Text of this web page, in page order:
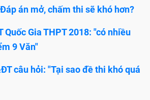
án mở, chấm thi sẽ khó hơn?
Quốc Gia THPT 2018: "có nhiều
9 Văn"
câu hỏi: "Tại sao đề thi khó quá